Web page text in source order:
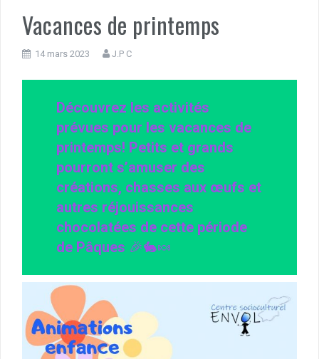
Vacances de printemps
14 mars 2023 J.P C
Découvrez les activités
prévues pour les vacances de
printemps! Petits et grands
pourront s’amuser des
créations, chasses aux œufs et
autres réjouissances
chocolatées de cette période
de Pâques 🎉🐇🍬